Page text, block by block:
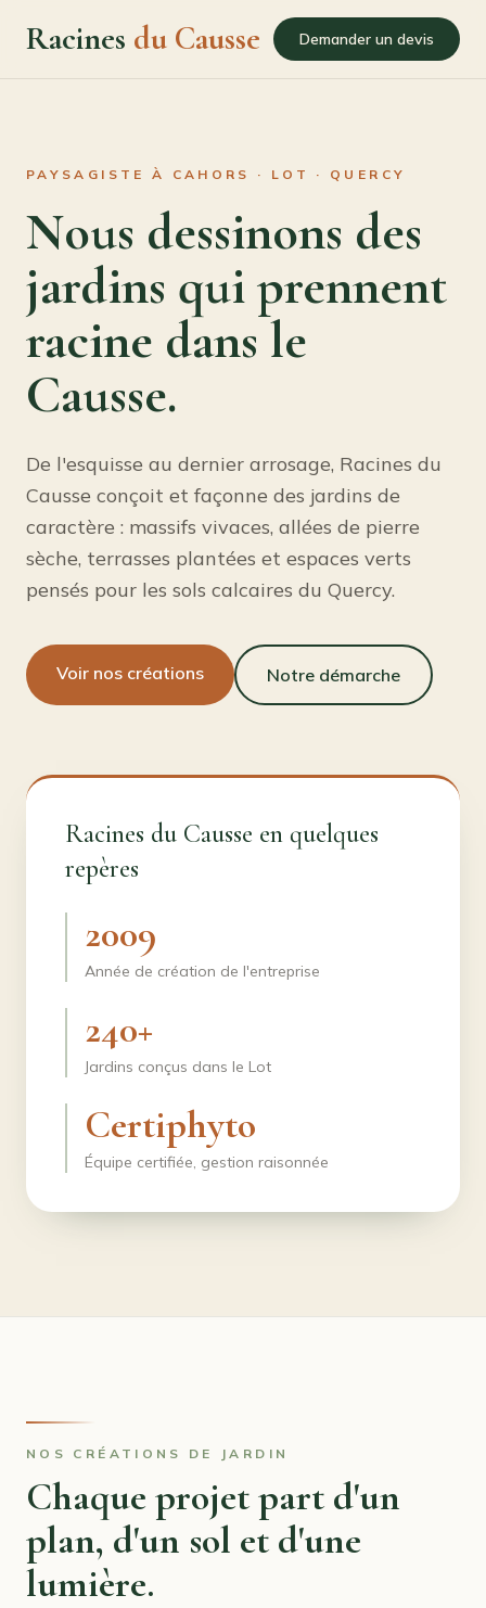
Racines du Causse Demander un devis
PAYSAGISTE À CAHORS · LOT · QUERCY
Nous dessinons des
jardins qui prennent
racine dans le
Causse.
De l'esquisse au dernier arrosage, Racines du
Causse conçoit et façonne des jardins de
caractère : massifs vivaces, allées de pierre
sèche, terrasses plantées et espaces verts
pensés pour les sols calcaires du Quercy.
Voir nos créations Notre démarche
Racines du Causse en quelques
repères
2009
Année de création de l'entreprise
240+
Jardins conçus dans le Lot
Certiphyto
Équipe certifiée, gestion raisonnée
NOS CRÉATIONS DE JARDIN
Chaque projet part d'un
plan, d'un sol et d'une
lumière.